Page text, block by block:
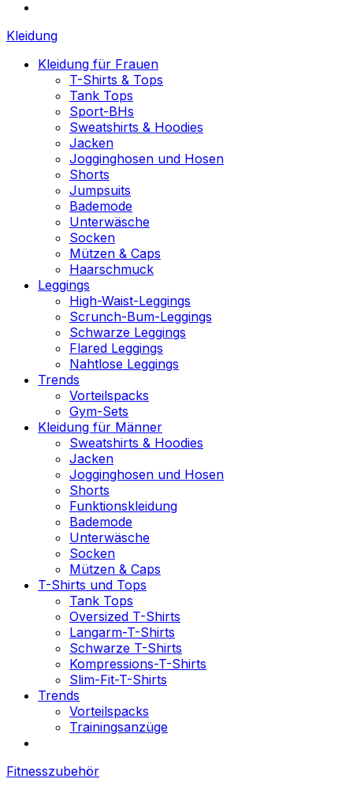
Kleidung
Kleidung für Frauen
T-Shirts & Tops
Tank Tops
Sport-BHs
Sweatshirts & Hoodies
Jacken
Jogginghosen und Hosen
Shorts
Jumpsuits
Bademode
Unterwäsche
Socken
Mützen & Caps
Haarschmuck
Leggings
High-Waist-Leggings
Scrunch-Bum-Leggings
Schwarze Leggings
Flared Leggings
Nahtlose Leggings
Trends
Vorteilspacks
Gym-Sets
Kleidung für Männer
Sweatshirts & Hoodies
Jacken
Jogginghosen und Hosen
Shorts
Funktionskleidung
Bademode
Unterwäsche
Socken
Mützen & Caps
T-Shirts und Tops
Tank Tops
Oversized T-Shirts
Langarm-T-Shirts
Schwarze T-Shirts
Kompressions-T-Shirts
Slim-Fit-T-Shirts
Trends
Vorteilspacks
Trainingsanzüge
Fitnesszubehör